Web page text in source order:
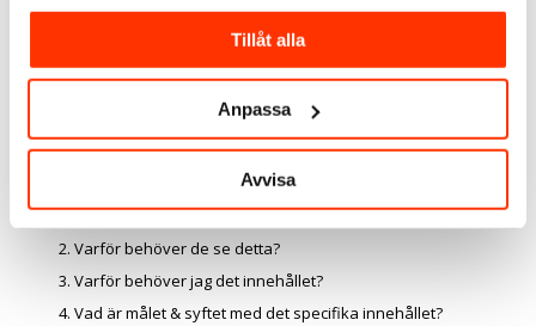
Tillåt alla
Anpassa
Avvisa
Vänligenklicka här och acceptera kakorför att titta på den
Om du däremot har lätt för att
skapa innehåll (jag har det) då
behöver du ställa dig de här 4
Vem är det till?
Varför behöver de se detta?
Varför behöver jag det innehållet?
Vad är målet & syftet med det specifika innehållet?